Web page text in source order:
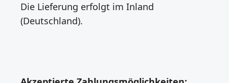
Die Lieferung erfolgt im Inland
(Deutschland).